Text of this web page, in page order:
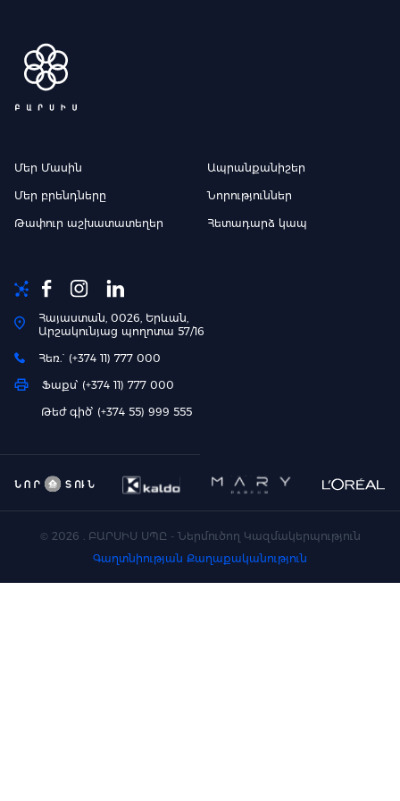
Մեր Մասին Ապրանքանիշեր
Մեր բրենդները Նորություններ
Թափուր աշխատատեղեր Հետադարձ կապ
Հայաստան, 0026, Երևան,
Արշակունյաց պողոտա 57/16
Հեռ.` (+374 11) 777 000
Ֆաքս՝ (+374 11) 777 000
Թեժ գիծ՝ (+374 55) 999 555
© 2026 . ԲԱՐՍԻՍ ՍՊԸ - Ներմուծող Կազմակերպություն
Գաղտնիության Քաղաքականություն